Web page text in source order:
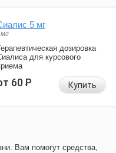
5 мг
дозировка
для курсового
60Р Купить
Вам помогут средства,